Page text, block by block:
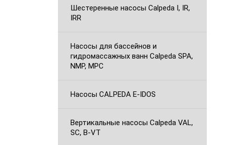
Шестеренные насосы Calpeda I, IR,
IRR
Насосы для бассейнов и
гидромассажных ванн Calpeda SPA,
NMP, MPC
Насосы CALPEDA E-IDOS
Вертикальные насосы Calpeda VAL,
SC, B-VT